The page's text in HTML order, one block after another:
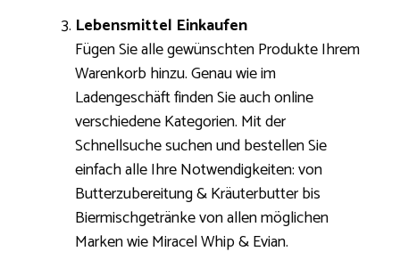
Lebensmittel Einkaufen
Fügen Sie alle gewünschten Produkte Ihrem
Warenkorb hinzu. Genau wie im
Ladengeschäft finden Sie auch online
verschiedene Kategorien. Mit der
Schnellsuche suchen und bestellen Sie
einfach alle Ihre Notwendigkeiten: von
Butterzubereitung & Kräuterbutter bis
Biermischgetränke von allen möglichen
Marken wie Miracel Whip & Evian.